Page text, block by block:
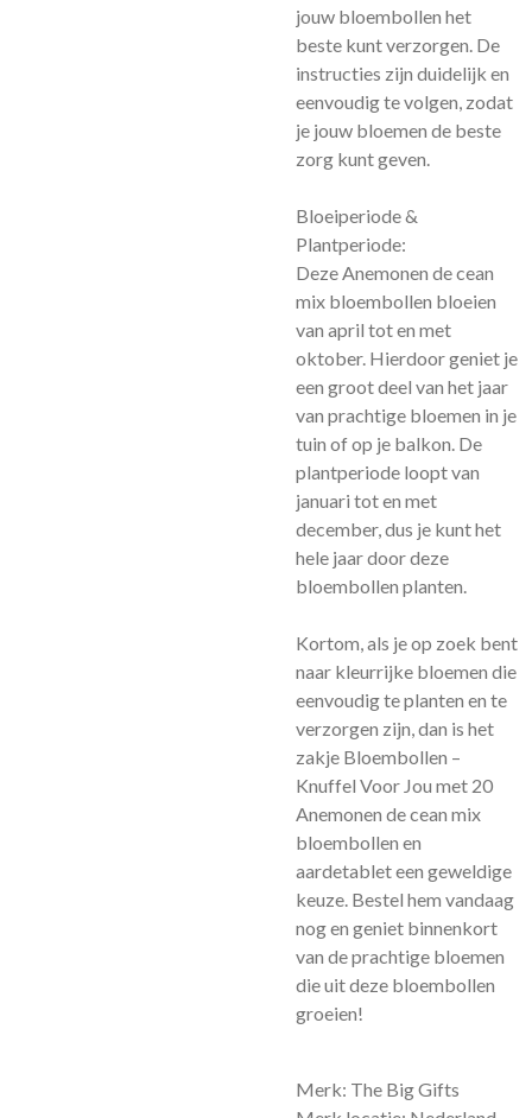
jouw bloembollen het
beste kunt verzorgen. De
instructies zijn duidelijk en
eenvoudig te volgen, zodat
je jouw bloemen de beste
zorg kunt geven.
Bloeiperiode &
Plantperiode:
Deze Anemonen de cean
mix bloembollen bloeien
van april tot en met
oktober. Hierdoor geniet je
een groot deel van het jaar
van prachtige bloemen in je
tuin of op je balkon. De
plantperiode loopt van
januari tot en met
december, dus je kunt het
hele jaar door deze
bloembollen planten.
Kortom, als je op zoek bent
naar kleurrijke bloemen die
eenvoudig te planten en te
verzorgen zijn, dan is het
zakje Bloembollen –
Knuffel Voor Jou met 20
Anemonen de cean mix
bloembollen en
aardetablet een geweldige
keuze. Bestel hem vandaag
nog en geniet binnenkort
van de prachtige bloemen
die uit deze bloembollen
groeien!
Merk: The Big Gifts